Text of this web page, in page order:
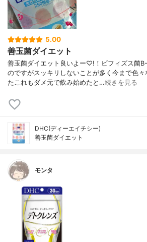
5.00
善玉菌ダイエット
善玉菌ダイエット良いよー♡!！ビフィズス菌
のですがスッキリしないことが多く今まで色
たこれもダメ元で飲み始めたと…続きを見る
DHC(ディーエイチシー)
善玉菌ダイエット
モンタ